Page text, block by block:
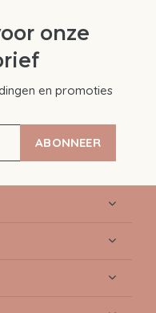
onze
en promoties
ABONNEER